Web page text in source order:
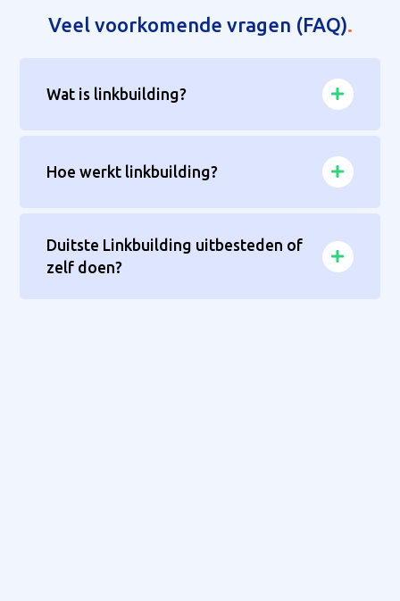
Veel voorkomende vragen (FAQ).
Wat is linkbuilding?
Hoe werkt linkbuilding?
Duitste Linkbuilding uitbesteden of
zelf doen?